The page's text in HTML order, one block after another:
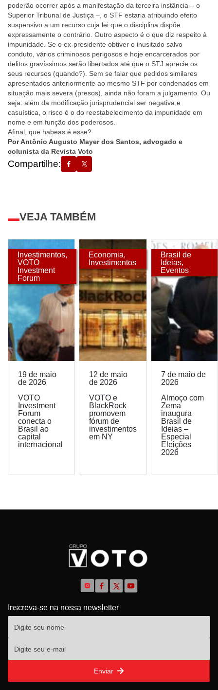
poderão ocorrer após a manifestação da terceira instância – o
Superior Tribunal de Justiça –, o STF estaria atribuindo efeito
suspensivo a um recurso cuja lei que o disciplina dispõe
expressamente o contrário. Outro aspecto é o que diz respeito à
impunidade. Se o ex-presidente obtiver o inusitado salvo
conduto, vários criminosos perigosos e hoje encarcerados por
delitos gravíssimos serão libertados até que o STJ aprecie os
seus recursos (quando?). Sem se falar que pedidos similares
apresentados anteriormente ao mesmo STF por condenados em
situação mais severa (presos), ainda não foram a julgamento. Ou
seja: além da modificação jurisprudencial ser negativa e
casuística, o risco é o do reestabelecimento da impunidade em
nome e em função dos poderosos.
Afinal, que habeas é esse?
Por Antônio Augusto Mayer dos Santos, advogado e
colunista da Revista Voto
Compartilhe:
VEJA TAMBÉM
Investimentos,
VOTO
Investment
Forum
19 de maio
de 2026
VOTO
Investment
Forum
conecta o
Brasil ao
capital
internacional
Economia,
Investimentos
12 de maio
de 2026
VOTO e
BlackRock
promovem
fórum de
investimentos
em NY
Brasil de
Ideias,
Eventos
7 de maio de
2026
Almoço com
Zema
inaugura
Brasil de
Ideias –
Especial
Eleições
2026
Inscreva-se na nossa newsletter
Enviar